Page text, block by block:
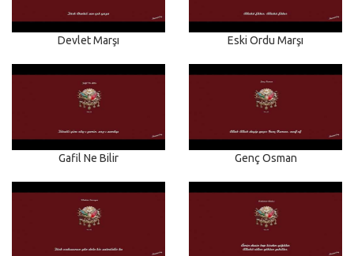
Devlet Marşı Eski Ordu Marşı
Gafil Ne Bilir Genç Osman